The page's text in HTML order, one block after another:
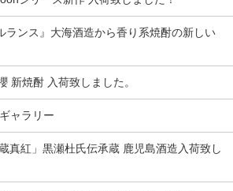
ランス』大海酒造から香り系焼酎の新しい
新焼酎 入荷致しました。
ャラリー
真紅」黒瀬杜氏伝承蔵 鹿児島酒造入荷致し